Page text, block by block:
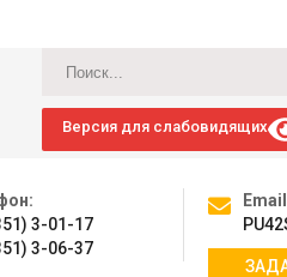
Версия для слабовидящих
3-01-17
3-06-37